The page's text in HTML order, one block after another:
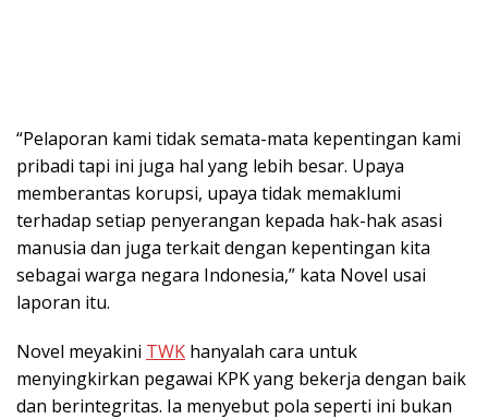
“Pelaporan kami tidak semata-mata kepentingan kami
pribadi tapi ini juga hal yang lebih besar. Upaya
memberantas korupsi, upaya tidak memaklumi
terhadap setiap penyerangan kepada hak-hak asasi
manusia dan juga terkait dengan kepentingan kita
sebagai warga negara Indonesia,” kata Novel usai
laporan itu.
Novel meyakini TWK hanyalah cara untuk
menyingkirkan pegawai KPK yang bekerja dengan baik
dan berintegritas. Ia menyebut pola seperti ini bukan